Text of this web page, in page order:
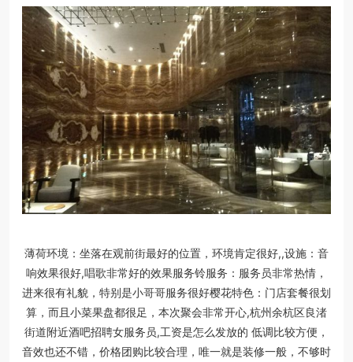
薄荷环境：坐落在观前街最好的位置，环境肯定很好,,设施：音
响效果很好,唱歌非常好的效果服务铃服务：服务员非常热情，
进来很有礼貌，特别是小哥哥服务很好樱花特色：门店套餐很划
算，而且小菜果盘都很足，本次聚会非常开心,杭州余杭区良渚
街道附近酒吧招聘女服务员,工资是怎么发放的 低调比较方便，
音效也还不错，价格团购比较合理，唯一就是装修一般，不够时